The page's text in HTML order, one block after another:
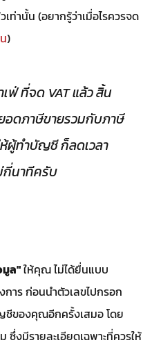
ท่านั้น (อยากรู้ว่าเมื่อไรควรจด
)
เฟ่ ที่จด VAT แล้ว สิ้น
อดภาษีขายรวมกับภาษี
ผู้ทำบัญชี ก็ลดเวลา
กี่นาทีครับ
มูล"ให้คุณ ไม่ได้ยื่นแบบ
าร ก่อนนำตัวเลขไปกรอก
ของคุณอีกครั้งเสมอ โดย
ซึ่งมีรายละเอียดเฉพาะที่ควรให้